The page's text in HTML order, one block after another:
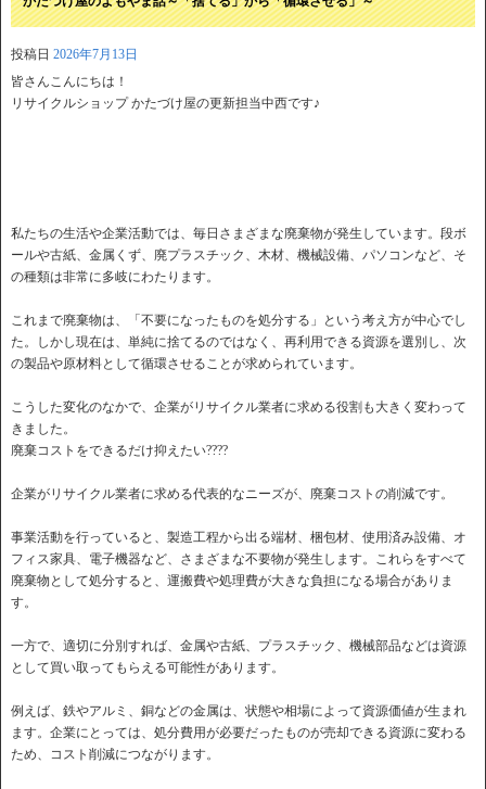
投稿日 2026年7月13日
皆さんこんにちは！
リサイクルショップ かたづけ屋の更新担当中西です♪
私たちの生活や企業活動では、毎日さまざまな廃棄物が発生しています。段ボ
ールや古紙、金属くず、廃プラスチック、木材、機械設備、パソコンなど、そ
の種類は非常に多岐にわたります。
これまで廃棄物は、「不要になったものを処分する」という考え方が中心でし
た。しかし現在は、単純に捨てるのではなく、再利用できる資源を選別し、次
の製品や原材料として循環させることが求められています。
こうした変化のなかで、企業がリサイクル業者に求める役割も大きく変わって
きました。
廃棄コストをできるだけ抑えたい????
企業がリサイクル業者に求める代表的なニーズが、廃棄コストの削減です。
事業活動を行っていると、製造工程から出る端材、梱包材、使用済み設備、オ
フィス家具、電子機器など、さまざまな不要物が発生します。これらをすべて
廃棄物として処分すると、運搬費や処理費が大きな負担になる場合がありま
す。
一方で、適切に分別すれば、金属や古紙、プラスチック、機械部品などは資源
として買い取ってもらえる可能性があります。
例えば、鉄やアルミ、銅などの金属は、状態や相場によって資源価値が生まれ
ます。企業にとっては、処分費用が必要だったものが売却できる資源に変わる
ため、コスト削減につながります。